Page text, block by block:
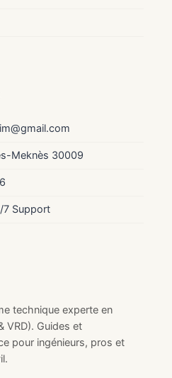
technique experte en
VRD). Guides et
pour ingénieurs, pros et
Meknès 30009
7 Support